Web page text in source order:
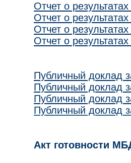
Отчет о
Отчет о
Отчет о
Отчет о
Публичный доклад
Публичный доклад
Публичный доклад
Публичный доклад
Акт готовности